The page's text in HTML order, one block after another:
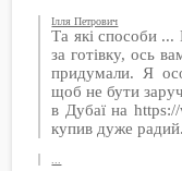
Ілля Петрович
Та які способи ...
за готівку, ось
придумали. Я
щоб не бути
в Дубаї на https://
купив дуже радий.
...